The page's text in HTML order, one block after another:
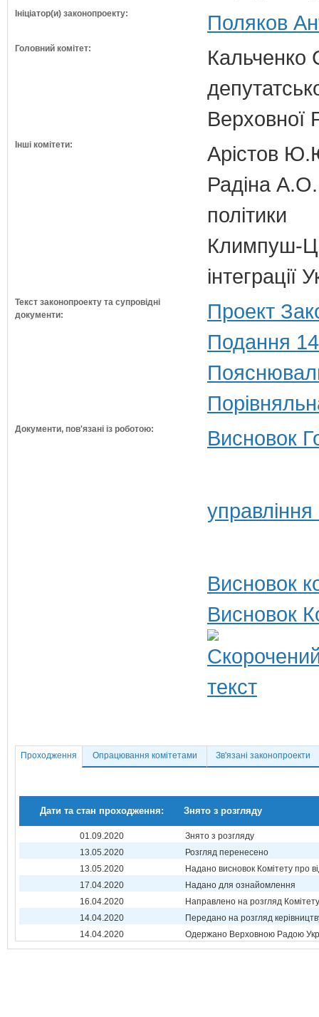
Ініціатор(и) законопроекту: Поляков
Головний комітет:
Кальченко
Верховної
Інші комітети:
Арістов
Радіна А.О.
політики
Климпуш-
Текст законопроекту та супровідні
документи:
Проект
Подання
Документи, пов'язані із роботою: Висновок
Висновок
Висновок
Проходження Опрацювання комітетами Зв'язані законопроекти
Дати та стан проходження: Знято з розгляду
01.09.2020
Знято з розгляду
13.05.2020
Розгляд перенесено
13.05.2020
Надано висновок Комітету про
17.04.2020
Надано для ознайомлення
16.04.2020
Направлено на розгляд Комітету
14.04.2020
Передано на розгляд
14.04.2020
Одержано Верховною Радою